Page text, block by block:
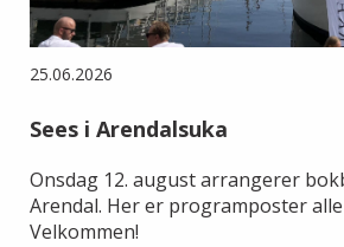
25.06.2026
Sees i Arendalsuka
Onsdag 12. august arrangerer
Arendal. Her er programposter
Velkommen!